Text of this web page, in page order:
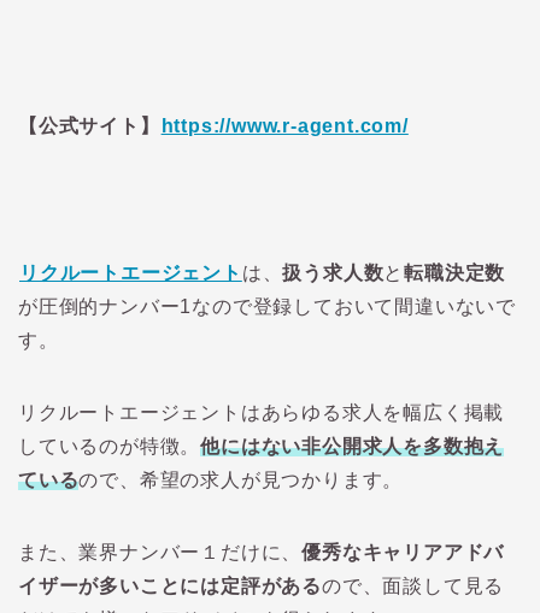
【公式サイト】 https://www.r-agent.com/
リクルートエージェント は、扱う求人数と転職決定数
が圧倒的ナンバー1なので登録しておいて間違いないで
す。
リクルートエージェントはあらゆる求人を幅広く掲載
しているのが特徴。他にはない非公開求人を多数抱え
ているので、希望の求人が見つかります。
また、業界ナンバー１だけに、優秀なキャリアアドバ
イザーが多いことには定評があるので、面談して見る